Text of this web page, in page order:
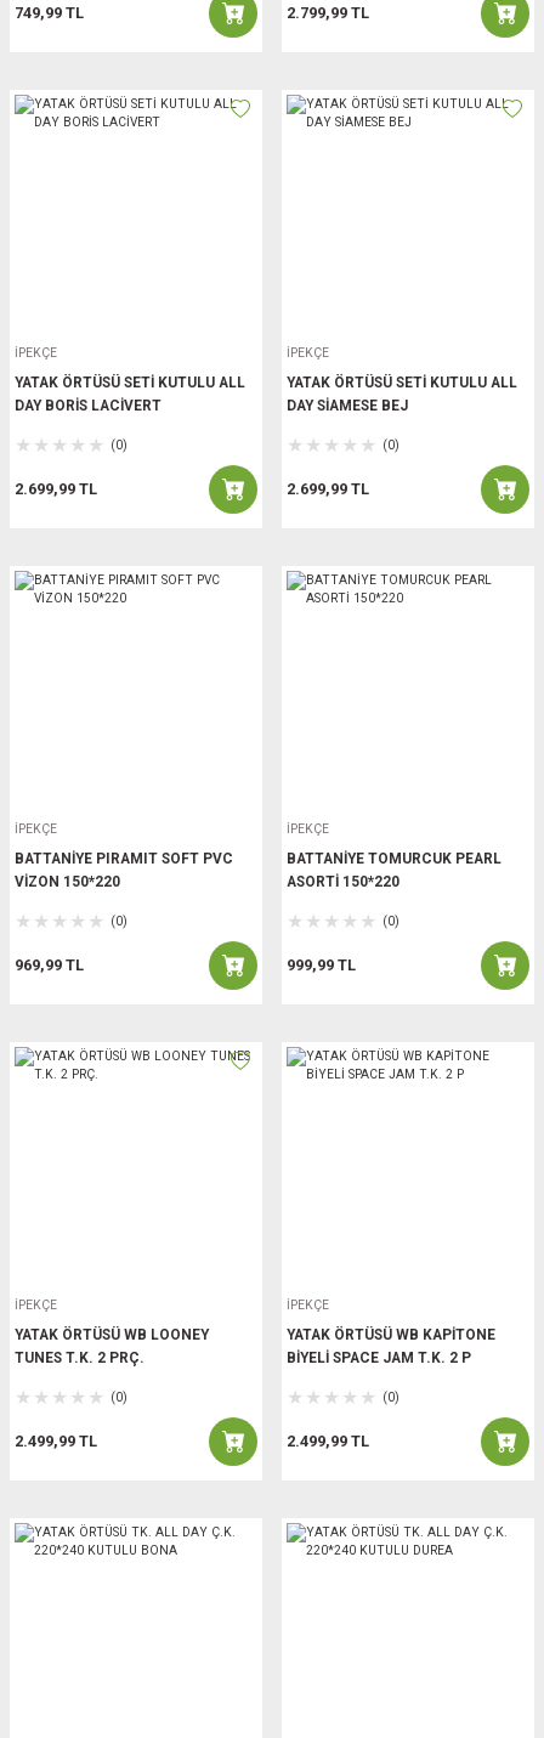
749,99 TL 2.799,99 TL
İPEKÇE
YATAK ÖRTÜSÜ SETİ KUTULU ALL
DAY BORİS LACİVERT
(0)
2.699,99 TL
İPEKÇE
YATAK ÖRTÜSÜ SETİ KUTULU ALL
DAY SİAMESE BEJ
(0)
2.699,99 TL
İPEKÇE
BATTANİYE PIRAMIT SOFT PVC
VİZON 150*220
(0)
969,99 TL
İPEKÇE
BATTANİYE TOMURCUK PEARL
ASORTİ 150*220
(0)
999,99 TL
İPEKÇE
YATAK ÖRTÜSÜ WB LOONEY
TUNES T.K. 2 PRÇ.
(0)
2.499,99 TL
İPEKÇE
YATAK ÖRTÜSÜ WB KAPİTONE
BİYELİ SPACE JAM T.K. 2 P
(0)
2.499,99 TL